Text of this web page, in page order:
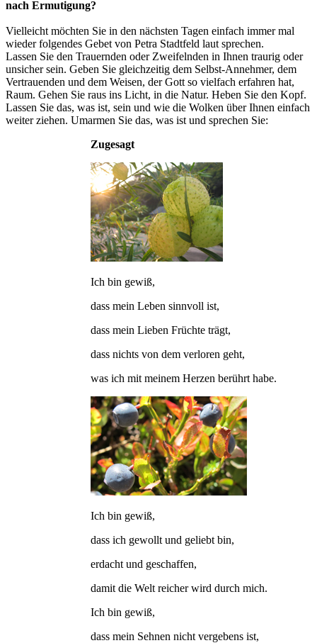
nach Ermutigung?
Vielleicht möchten Sie in den nächsten Tagen einfach immer mal
wieder folgendes Gebet von Petra Stadtfeld laut sprechen.
Lassen Sie den Trauernden oder Zweifelnden in Ihnen traurig oder
unsicher sein. Geben Sie gleichzeitig dem Selbst-Annehmer, dem
Vertrauenden und dem Weisen, der Gott so vielfach erfahren hat,
Raum. Gehen Sie raus ins Licht, in die Natur. Heben Sie den Kopf.
Lassen Sie das, was ist, sein und wie die Wolken über Ihnen einfach
weiter ziehen. Umarmen Sie das, was ist und sprechen Sie:
Zugesagt
Ich bin gewiß,
dass mein Leben sinnvoll ist,
dass mein Lieben Früchte trägt,
dass nichts von dem verloren geht,
was ich mit meinem Herzen berührt habe.
Ich bin gewiß,
dass ich gewollt und geliebt bin,
erdacht und geschaffen,
damit die Welt reicher wird durch mich.
Ich bin gewiß,
dass mein Sehnen nicht vergebens ist,